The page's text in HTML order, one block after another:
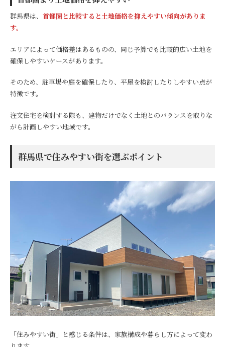
群馬県は、 首都圏と比較すると土地価格を抑えやすい傾向がありま
す。
エリアによって価格差はあるものの、同じ予算でも比較的広い土地を
確保しやすいケースがあります。
そのため、駐車場や庭を確保したり、平屋を検討したりしやすい点が
特徴です。
注文住宅を検討する際も、建物だけでなく土地とのバランスを取りな
がら計画しやすい地域です。
群馬県で住みやすい街を選ぶポイント
「住みやすい街」と感じる条件は、家族構成や暮らし方によって変わ